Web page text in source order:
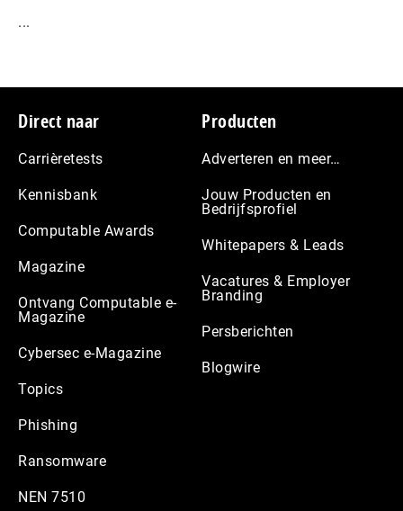
...
Footer
Direct naar
Carrièretests
Kennisbank
Computable Awards
Magazine
Ontvang Computable e-
Magazine
Cybersec e-Magazine
Topics
Phishing
Ransomware
NEN 7510
Producten
Adverteren en meer…
Jouw Producten en
Bedrijfsprofiel
Whitepapers & Leads
Vacatures & Employer
Branding
Persberichten
Blogwire